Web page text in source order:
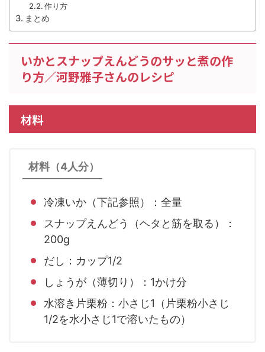
作り方
まとめ
いかとスナップえんどうのサッと煮の作
り方／河野雅子さんのレシピ
材料
材料（4人分）
冷凍いか（下記参照）：全量
スナップえんどう（ヘタと筋を取る）：
200g
だし：カップ1/2
しょうが（薄切り）：1かけ分
水溶き片栗粉：小さじ1（片栗粉小さじ
1/2を水小さじ1で溶いたもの）